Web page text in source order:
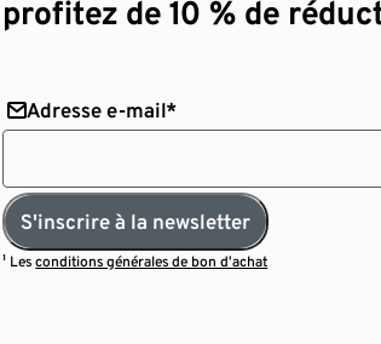
profitez de 10 % de
Adresse e-mail*
S'inscrire à la newsletter
¹ Lesconditions générales de bon d’achat